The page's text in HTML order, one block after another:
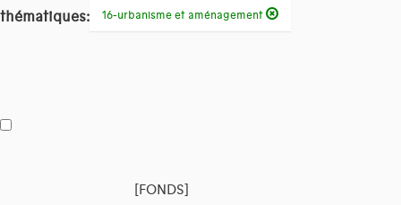
thématiques: 16-urbanisme et aménagement
[FONDS]